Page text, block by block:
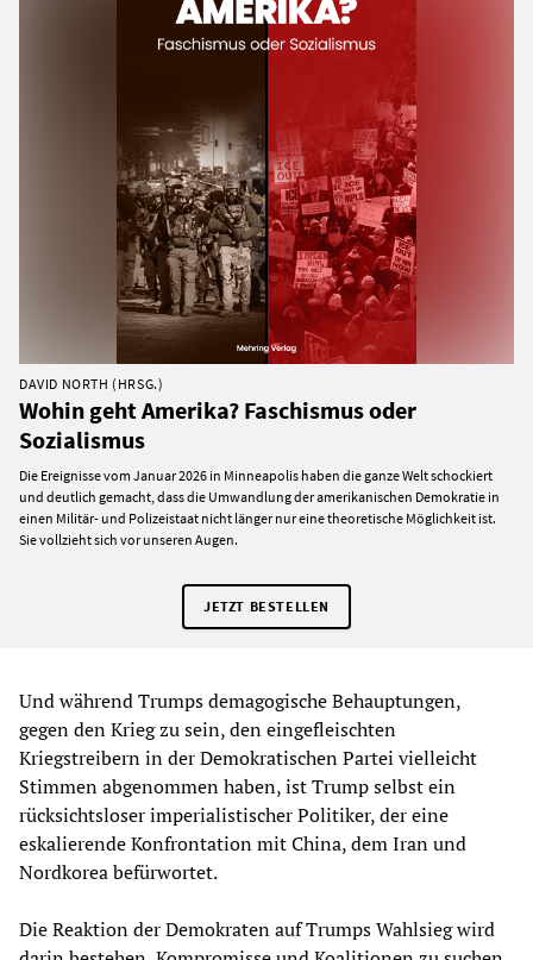
DAVID NORTH (HRSG.)
Wohin geht Amerika? Faschismus oder
Sozialismus
Die Ereignisse vom Januar 2026 in Minneapolis haben die ganze Welt schockiert
und deutlich gemacht, dass die Umwandlung der amerikanischen Demokratie in
einen Militär- und Polizeistaat nicht länger nur eine theoretische Möglichkeit ist.
Sie vollzieht sich vor unseren Augen.
JETZT BESTELLEN
Und während Trumps demagogische Behauptungen,
gegen den Krieg zu sein, den eingefleischten
Kriegstreibern in der Demokratischen Partei vielleicht
Stimmen abgenommen haben, ist Trump selbst ein
rücksichtsloser imperialistischer Politiker, der eine
eskalierende Konfrontation mit China, dem Iran und
Nordkorea befürwortet.
Die Reaktion der Demokraten auf Trumps Wahlsieg wird